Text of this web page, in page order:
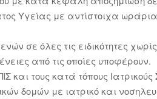
Υγείας με αντίστοιχα ωράρια
σε όλες τις ειδικότητες
από τις οποίες υποφέρουν.
τους κατά τόπους Ιατρικούς
δομών με ιατρικό και